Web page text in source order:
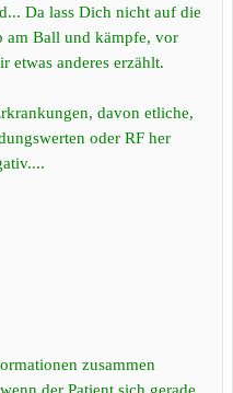
Da lass Dich nicht auf die
am Ball und kämpfe, vor
etwas anderes erzählt.
davon etliche,
oder RF her
zusammen